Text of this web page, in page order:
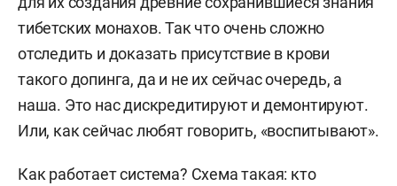
тибетских монахов. Так что очень сложно
отследить и доказать присутствие в крови
такого допинга, да и не их сейчас очередь, а
наша. Это нас дискредитируют и демонтируют.
Или, как сейчас любят говорить, «воспитывают».
Как работает система? Схема такая: кто